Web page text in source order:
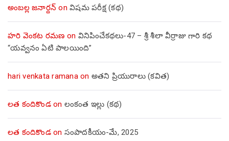
అంబల్ల జనార్దన్ on విషమ పరీక్ష (క‌థ‌)
హరి వెంకట రమణ on వినిపించేకథలు-47 – శ్రీ శీలా వీర్రాజు గారి కథ
“యవ్వనం ఏటి పాలయింది”
hari venkata ramanaon అతని ప్రియురాలు (కవిత)
లత కందికొండon లంకంత ఇల్లు (కథ)
లత కందికొండon సంపాదకీయం-మే, 2025